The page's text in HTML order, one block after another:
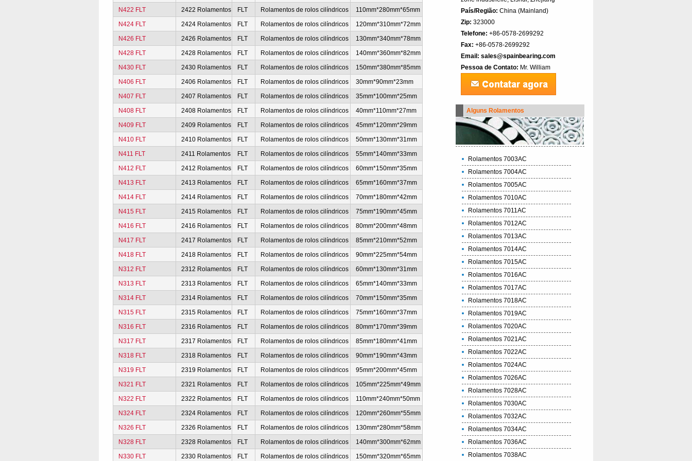
N422 FLT 2422 Rolamentos FLT Rolamentos de rolos cilíndricos
110mm*280mm*65mm
N424 FLT
2424 Rolamentos FLT Rolamentos de rolos cilíndricos
120mm*310mm*72mm
N426 FLT
2426 Rolamentos FLT Rolamentos de rolos cilíndricos
130mm*340mm*78mm
N428 FLT
2428 Rolamentos FLT Rolamentos de rolos cilíndricos
140mm*360mm*82mm
N430 FLT
2430 Rolamentos FLT Rolamentos de rolos cilíndricos
150mm*380mm*85mm
N406 FLT
2406 Rolamentos FLT Rolamentos de rolos cilíndricos
30mm*90mm*23mm
N407 FLT
2407 Rolamentos FLT Rolamentos de rolos cilíndricos
35mm*100mm*25mm
N408 FLT
2408 Rolamentos FLT Rolamentos de rolos cilíndricos
40mm*110mm*27mm
N409 FLT
2409 Rolamentos FLT Rolamentos de rolos cilíndricos
45mm*120mm*29mm
N410 FLT
2410 Rolamentos FLT Rolamentos de rolos cilíndricos
50mm*130mm*31mm
N411 FLT
2411 Rolamentos FLT Rolamentos de rolos cilíndricos
55mm*140mm*33mm
N412 FLT
2412 Rolamentos FLT Rolamentos de rolos cilíndricos
60mm*150mm*35mm
N413 FLT
2413 Rolamentos FLT Rolamentos de rolos cilíndricos
65mm*160mm*37mm
N414 FLT
2414 Rolamentos FLT Rolamentos de rolos cilíndricos
70mm*180mm*42mm
N415 FLT
2415 Rolamentos FLT Rolamentos de rolos cilíndricos
75mm*190mm*45mm
N416 FLT
2416 Rolamentos FLT Rolamentos de rolos cilíndricos
80mm*200mm*48mm
N417 FLT
2417 Rolamentos FLT Rolamentos de rolos cilíndricos
85mm*210mm*52mm
N418 FLT
2418 Rolamentos FLT Rolamentos de rolos cilíndricos
90mm*225mm*54mm
N312 FLT
2312 Rolamentos FLT Rolamentos de rolos cilíndricos
60mm*130mm*31mm
N313 FLT
2313 Rolamentos FLT Rolamentos de rolos cilíndricos
65mm*140mm*33mm
N314 FLT
2314 Rolamentos FLT Rolamentos de rolos cilíndricos
70mm*150mm*35mm
N315 FLT
2315 Rolamentos FLT Rolamentos de rolos cilíndricos
75mm*160mm*37mm
N316 FLT
2316 Rolamentos FLT Rolamentos de rolos cilíndricos
80mm*170mm*39mm
N317 FLT
2317 Rolamentos FLT Rolamentos de rolos cilíndricos
85mm*180mm*41mm
N318 FLT
2318 Rolamentos FLT Rolamentos de rolos cilíndricos
90mm*190mm*43mm
N319 FLT
2319 Rolamentos FLT Rolamentos de rolos cilíndricos
95mm*200mm*45mm
N321 FLT
2321 Rolamentos FLT Rolamentos de rolos cilíndricos
105mm*225mm*49mm
N322 FLT
2322 Rolamentos FLT Rolamentos de rolos cilíndricos
110mm*240mm*50mm
N324 FLT
2324 Rolamentos FLT Rolamentos de rolos cilíndricos
120mm*260mm*55mm
N326 FLT
2326 Rolamentos FLT Rolamentos de rolos cilíndricos
130mm*280mm*58mm
N328 FLT
2328 Rolamentos FLT Rolamentos de rolos cilíndricos
140mm*300mm*62mm
N330 FLT
2330 Rolamentos FLT Rolamentos de rolos cilíndricos 150mm*320mm*65mm
País/Região: China (Mainland)‎
Zip: 323000
Telefone: +86-0578-2699292
Fax: +86-0578-2699292
Email: sales@spainbearing.com
Pessoa de Contato: Mr. William
Alguns Rolamentos
Rolamentos 7003AC
Rolamentos 7004AC
Rolamentos 7005AC
Rolamentos 7010AC
Rolamentos 7011AC
Rolamentos 7012AC
Rolamentos 7013AC
Rolamentos 7014AC
Rolamentos 7015AC
Rolamentos 7016AC
Rolamentos 7017AC
Rolamentos 7018AC
Rolamentos 7019AC
Rolamentos 7020AC
Rolamentos 7021AC
Rolamentos 7022AC
Rolamentos 7024AC
Rolamentos 7026AC
Rolamentos 7028AC
Rolamentos 7030AC
Rolamentos 7032AC
Rolamentos 7034AC
Rolamentos 7036AC
Rolamentos 7038AC